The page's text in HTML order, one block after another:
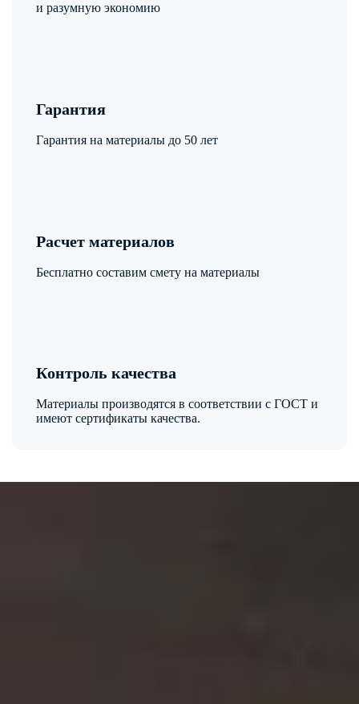
и разумную экономию
Гарантия
Гарантия на материалы до 50 лет
Расчет материалов
Бесплатно составим смету на материалы
Контроль качества
Материалы производятся в соответствии с ГОСТ и
имеют сертификаты качества.